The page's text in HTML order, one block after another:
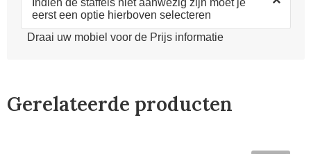
Indien de staffels niet aanwezig zijn moet je
eerst een optie hierboven selecteren
Draai uw mobiel voor de Prijs informatie
Gerelateerde producten